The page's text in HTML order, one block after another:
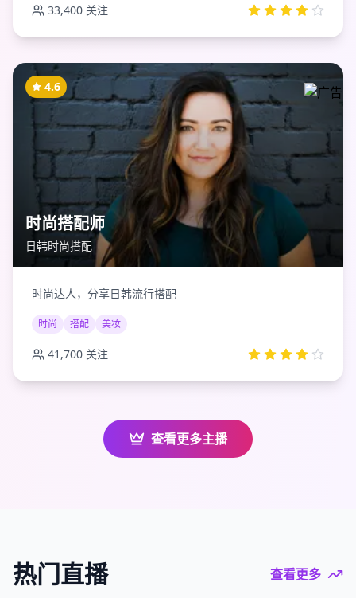
33,400 关注
4.6
时尚搭配师
日韩时尚搭配
时尚达人，分享日韩流行搭配
时尚 搭配 美妆
41,700 关注
查看更多主播
热门直播 查看更多